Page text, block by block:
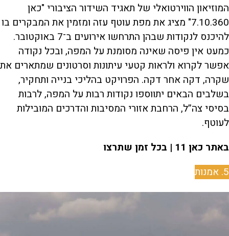
המוזיאון הווירטואלי של תאגיד השידור הציבורי "כאן
7.10.360" מציג את מפת עוטף עזה ומזמין את המבקרים בו
להיכנס לנקודות שבהן התרחשו אירועים ב־7 באוקטובר.
כמעט אין פיסה שאינה מסומנת על המפה, ובכל נקודה
אפשר לקרוא ולראות קטעי עיתונות וסרטונים שמתארים את
שקרה, דקה אחר דקה. הפרויקט בהליכי בנייה ותחקיר,
בשלבים הבאים יתווספו נקודות רבות על המפה, לרבות
בסיסי צה”ל, הרחבת אזורי המסיבות והדרכים המובילות
לעוטף.
באתר כאן 11 | בכל זמן שתרצו
5. אמנות